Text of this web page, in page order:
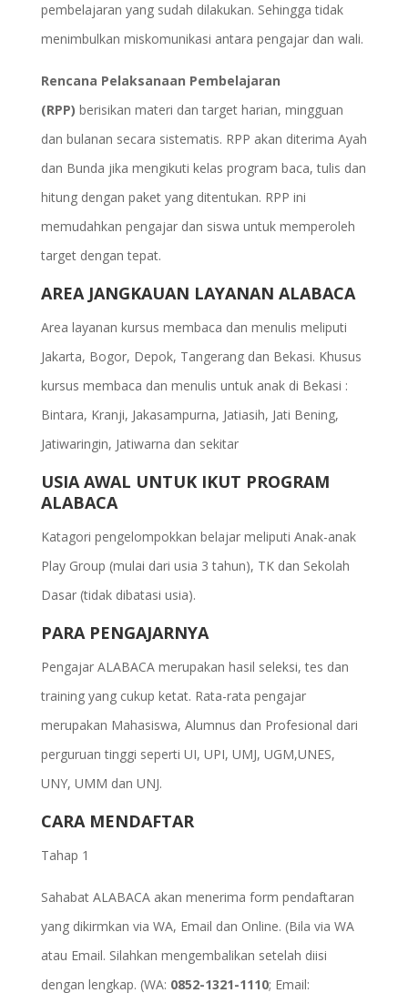
pembelajaran yang sudah dilakukan. Sehingga tidak
menimbulkan miskomunikasi antara pengajar dan wali.
Rencana Pelaksanaan Pembelajaran
(RPP) berisikan materi dan target harian, mingguan
dan bulanan secara sistematis. RPP akan diterima Ayah
dan Bunda jika mengikuti kelas program baca, tulis dan
hitung dengan paket yang ditentukan. RPP ini
memudahkan pengajar dan siswa untuk memperoleh
target dengan tepat.
AREA JANGKAUAN LAYANAN ALABACA
Area layanan kursus membaca dan menulis meliputi
Jakarta, Bogor, Depok, Tangerang dan Bekasi. Khusus
kursus membaca dan menulis untuk anak di Bekasi :
Bintara, Kranji, Jakasampurna, Jatiasih, Jati Bening,
Jatiwaringin, Jatiwarna dan sekitar
USIA AWAL UNTUK IKUT PROGRAM
ALABACA
Katagori pengelompokkan belajar meliputi Anak-anak
Play Group (mulai dari usia 3 tahun), TK dan Sekolah
Dasar (tidak dibatasi usia).
PARA PENGAJARNYA
Pengajar ALABACA merupakan hasil seleksi, tes dan
training yang cukup ketat. Rata-rata pengajar
merupakan Mahasiswa, Alumnus dan Profesional dari
perguruan tinggi seperti UI, UPI, UMJ, UGM,UNES,
UNY, UMM dan UNJ.
CARA MENDAFTAR
Tahap 1
Sahabat ALABACA akan menerima form pendaftaran
yang dikirmkan via WA, Email dan Online. (Bila via WA
atau Email. Silahkan mengembalikan setelah diisi
dengan lengkap. (WA: 0852-1321-1110; Email: